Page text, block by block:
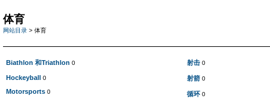
体育
网站目录 > 体育
Biathlon 和Triathlon 0
Hockeyball 0
Motorsports 0
射击 0
射箭 0
循环 0